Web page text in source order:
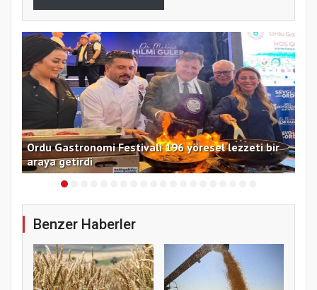
Ordu Gastronomi Festivali 196 yöresel lezzeti bir
araya getirdi
Benzer Haberler